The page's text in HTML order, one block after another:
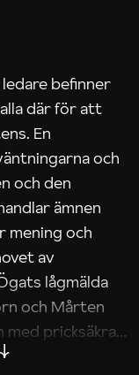
befinner
där för att
En
och
och den
ämnen
mening och
av
lågmälda
och Mårten
med pricksäkra
att omsätta